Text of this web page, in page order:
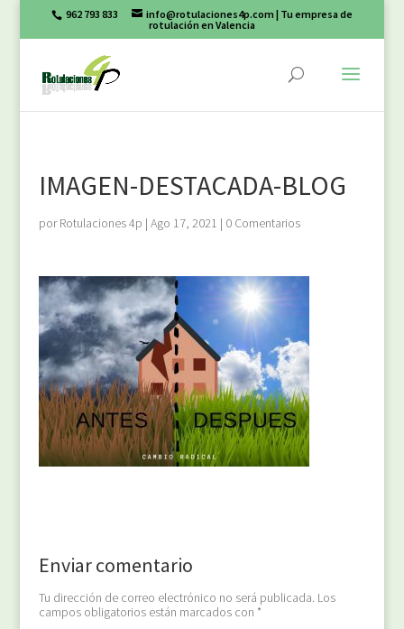
962 793 833 info@rotulaciones4p.com | Tu empresa de
rotulación en Valencia
IMAGEN-DESTACADA-BLOG
porRotulaciones 4p | Ago 17, 2021 | 0 Comentarios
Enviar comentario
Tu dirección de correo electrónico no será publicada. Los
campos obligatorios están marcados con *